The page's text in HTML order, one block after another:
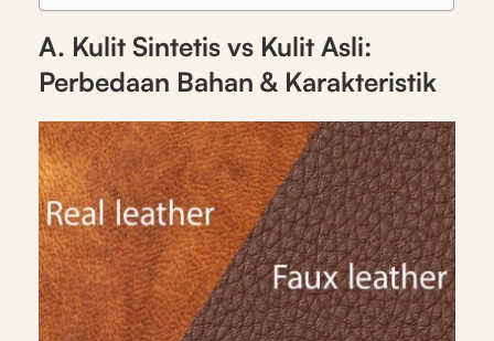
A. Kulit Sintetis vs Kulit Asli:
Perbedaan Bahan & Karakteristik